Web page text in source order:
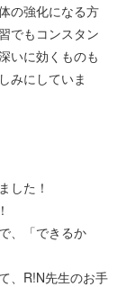
の強化になる方
でもコンスタン
いに効くものも
みにしていま
した！
、「できるか
、R!N先生のお手